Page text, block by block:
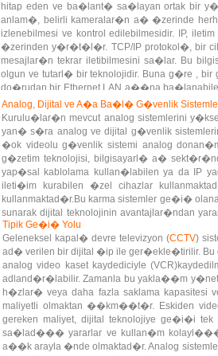
hitap eden ve ba�lant� sa�layan ortak bir
anlam�, belirli kameralar�n a� �zerinde
izlenebilmesi ve kontrol edilebilmesidir. IP,
�zerinden y�r�t�l�r. TCP/IP protokol�, bir
mesajlar�n tekrar iletibilmesini sa�lar. Bu
olgun ve tutarl� bir teknolojidir. Buna g�re ,
do�rudan bir Ethernet LAN a��na
y�ntemini kullanabilece�idir.
Analog, Dijital ve A�a Ba�l� G�venlik
Kurulu�lar�n mevcut analog sistemlerini
yan� s�ra analog ve dijital g�venlik
�ok videolu g�venlik sistemi analog
g�zetim teknolojisi, bilgisayarl� a�
yap�sal kablolama kullan�labilen ya da IP
ileti�im kurabilen �zel cihazlar
kullanmaktad�r.Bu karma sistemler ge�i�
sunarak dijital teknolojinin avantajlar�ndan
sa�lamaktad�r.
Tipik Ge�i� Yolu
Geleneksel kapal� devre televizyon (CCTV)
ad� verilen bir dijital �ip ile ger�ekle�tirilir.
analog video kaset kaydediciyle
adland�r�labilir. Zamanla bu yakla��m
h�zlar� veya daha fazla saklama kapasitesi
maliyetli olmaktan ��km��t�r. Eskiden
gereken maliyet, dijital teknolojiye ge�i�i
sa�lad��� yararlar ve kullan�m
a��k arayla �nde olmaktad�r. Analog